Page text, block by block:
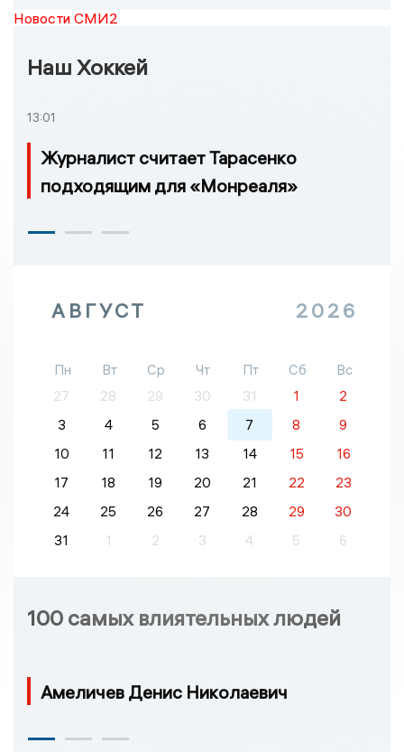
Новости СМИ2
Наш Хоккей
13:01
Журналист считает Тарасенко
подходящим для «Монреаля»
АВГУСТ 2026
Пн Вт Ср Чт Пт Сб
Вс
27
28 29 30 31 1
2
3
4 5 6 7 8
9
10
11 12 13 14 15
16
17
18 19 20 21 22
23
24
25 26 27 28 29
30
31
1 2 3 4 5 6
100 самых влиятельных людей
Амеличев Денис Николаевич